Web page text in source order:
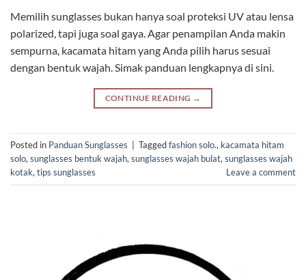
Memilih sunglasses bukan hanya soal proteksi UV atau lensa
polarized, tapi juga soal gaya. Agar penampilan Anda makin
sempurna, kacamata hitam yang Anda pilih harus sesuai
dengan bentuk wajah. Simak panduan lengkapnya di sini.
CONTINUE READING →
Posted in Panduan Sunglasses Taggedfashion solo., kacamata hitam
solo, sunglasses bentuk wajah, sunglasses wajah bulat, sunglasses wajah
kotak, tips sunglasses Leave a comment